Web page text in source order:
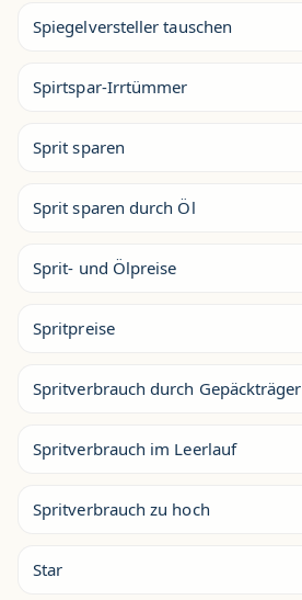
Spiegelversteller tauschen
Spirtspar-Irrtümmer
Sprit sparen
Sprit sparen durch Öl
Sprit- und Ölpreise
Spritpreise
Spritverbrauch durch Gepäckträger
Spritverbrauch im Leerlauf
Spritverbrauch zu hoch
Star